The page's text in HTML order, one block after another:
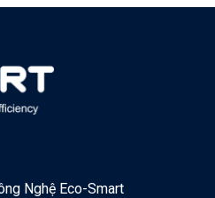
Nghệ Eco-Smart